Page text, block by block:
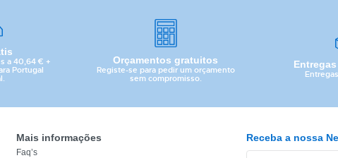
a 40,64 € +
Portugal
Orçamentos gratuitos
Registe-se para pedir um orçamento
sem compromisso.
Mais informações
Faq’s
Receba a nossa